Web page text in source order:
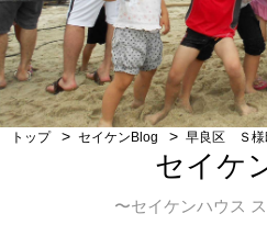
トップ セイケンBlog 早良区 Ｓ様
セイケ
〜セイケンハウス